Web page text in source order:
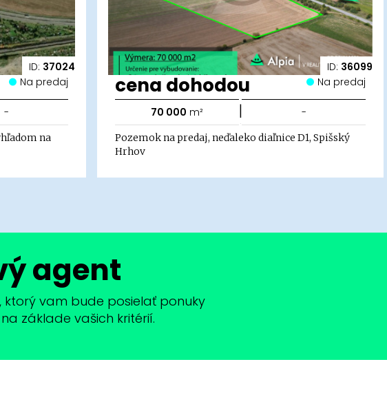
ID: 37024
Na predaj
-
na
ID: 36099
cena dohodou Na predaj
70 000 m² | -
Pozemok na predaj, neďaleko diaľnice D1, Spišský
Hrhov
agent
ktorý vam bude posielať ponuky
základe vašich kritérií.